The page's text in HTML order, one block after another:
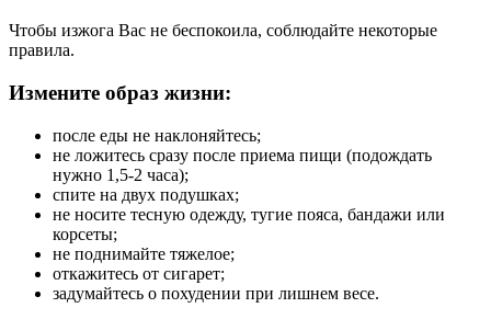
Чтобы изжога Вас не беспокоила, соблюдайте некоторые
правила.
Измените образ жизни:
после еды не наклоняйтесь;
не ложитесь сразу после приема пищи (подождать
нужно 1,5-2 часа);
спите на двух подушках;
не носите тесную одежду, тугие пояса, бандажи или
корсеты;
не поднимайте тяжелое;
откажитесь от сигарет;
задумайтесь о похудении при лишнем весе.